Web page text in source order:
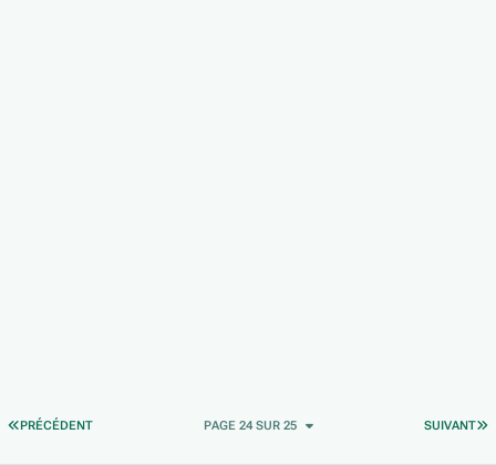
PREMIÈRE PAGE
PRÉCÉDENT SUIVANT
PAGE 24 SUR 25